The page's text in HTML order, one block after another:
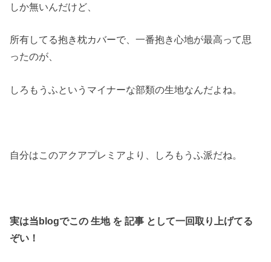
しか無いんだけど、
所有してる抱き枕カバーで、一番抱き心地が最高って思
ったのが、
しろもうふというマイナーな部類の生地なんだよね。
自分はこのアクアプレミアより、しろもうふ派だね。
実は当blogでこの 生地 を 記事 として一回取り上げてる
ぞい！